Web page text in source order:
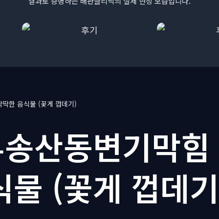
한 음식물 (꽃게 껍데기)
산동변기막
물 (꽃게 껍데